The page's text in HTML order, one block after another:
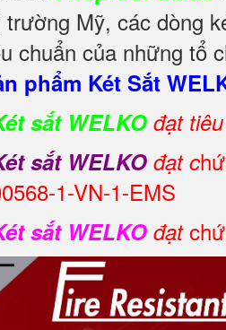
trường Mỹ, các dòng
chuẩn của những tổ
phẩm Két Sắt
sắt WELKO đạt
sắt WELKO đạt c
1-VN-1-EMS
sắt WELKO đạt